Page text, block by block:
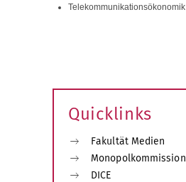
Telekommunikationsökonomik
Quicklinks
Fakultät Medien
Monopolkommission
DICE